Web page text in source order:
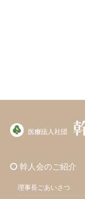
幹人会のご紹介
理事長ごあいさつ